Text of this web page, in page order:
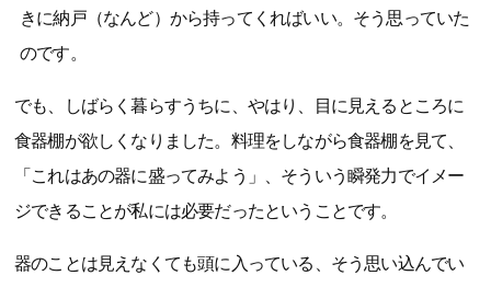
きに納戸（なんど）から持ってくればいい。そう思っていた
のです。
でも、しばらく暮らすうちに、やはり、目に見えるところに
食器棚が欲しくなりました。料理をしながら食器棚を見て、
「これはあの器に盛ってみよう」、そういう瞬発力でイメー
ジできることが私には必要だったということです。
器のことは見えなくても頭に入っている、そう思い込んでい